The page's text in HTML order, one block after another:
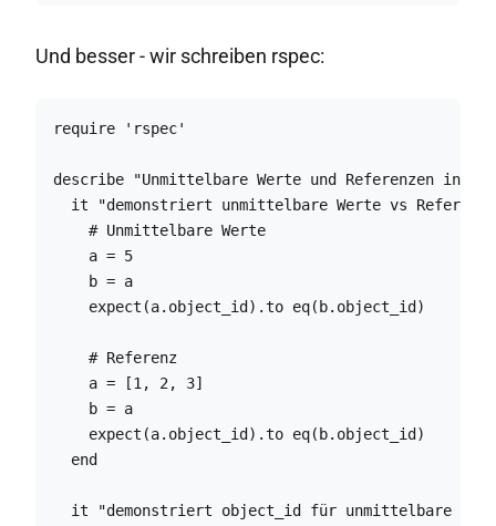
Und besser - wir schreiben rspec:
require 'rspec'
describe "Unmittelbare Werte und Referenzen in
it "demonstriert unmittelbare Werte vs
    # Unmittelbare Werte
    a = 5
    b = a
    expect(a.object_id).to eq(b.object_id)
    # Referenz
    a = [1, 2, 3]
    b = a
    expect(a.object_id).to eq(b.object_id)
  end
it "demonstriert object_id für unmittelbare